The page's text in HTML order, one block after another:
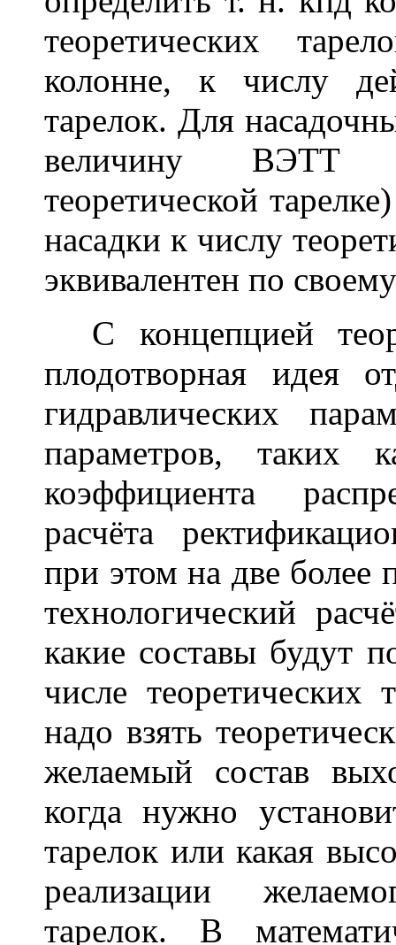
теоретических
колонне, к числу
тарелок. Для
величину ВЭТТ
теоретической
насадки к числу
эквивалентен по
С концепцией
плодотворная идея
гидравлических
параметров, таких
коэффициента
расчёта
при этом на две более
технологический
какие составы будут
числе теоретических
надо взять
желаемый состав
когда нужно
тарелок или какая
реализации
тарелок. В